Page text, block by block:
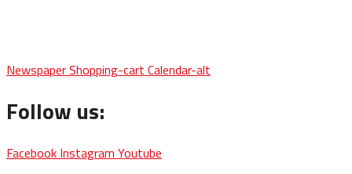
NewspaperShopping-cart Calendar-alt
Follow us:
Facebook Instagram Youtube